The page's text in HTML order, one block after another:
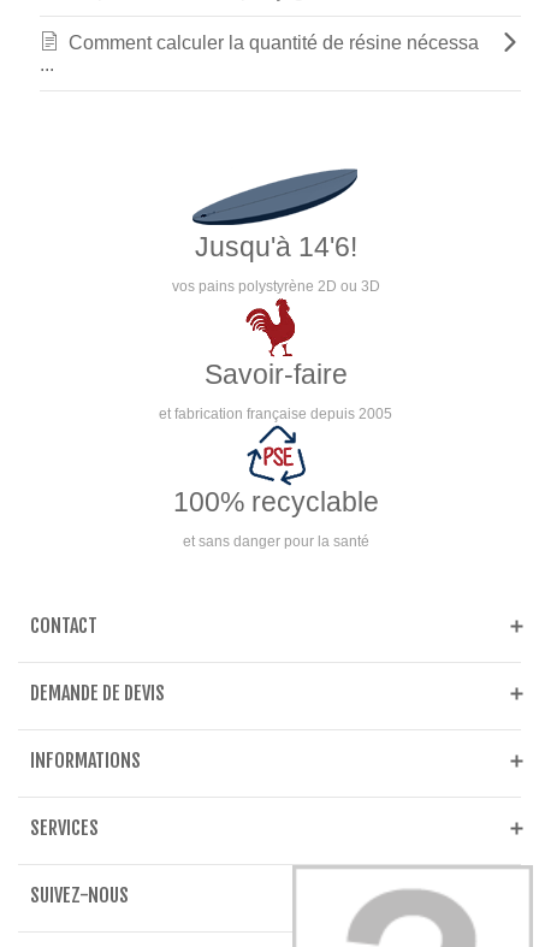
Comment calculer la quantité de résine nécessa
...
Jusqu'à 14'6!
vos pains polystyrène 2D ou 3D
Savoir-faire
et fabrication française depuis 2005
100% recyclable
et sans danger pour la santé
CONTACT
DEMANDE DE DEVIS
INFORMATIONS
SERVICES
SUIVEZ-NOUS